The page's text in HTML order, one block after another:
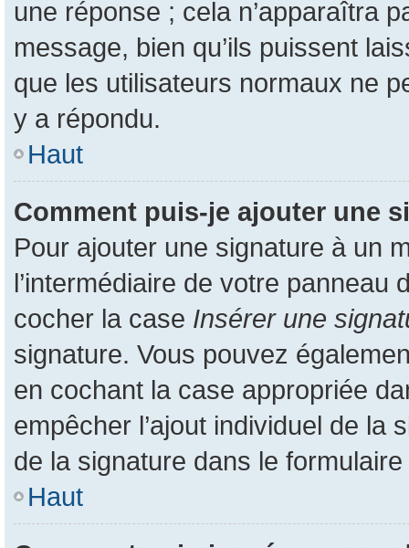
une réponse ; cela n’apparaîtra
message, bien qu’ils puissent
que les utilisateurs normaux ne
y a répondu.
Haut
Comment puis-je ajouter une
Pour ajouter une signature à un
l’intermédiaire de votre panneau
cocher la case Insérer une
signature. Vous pouvez
en cochant la case appropriée
empêcher l’ajout individuel de la
de la signature dans le
Haut